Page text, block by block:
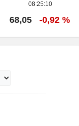
08:25:10
68,05 -0,92 %